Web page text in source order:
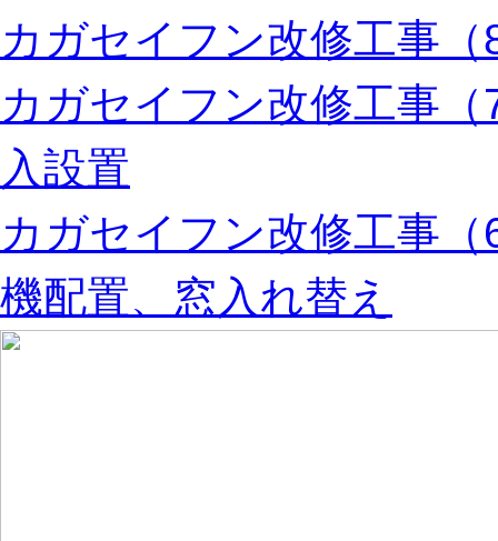
カガセイフン改修工事
カガセイフン改修工事
入設置
カガセイフン改修工事
機配置、窓入れ替え